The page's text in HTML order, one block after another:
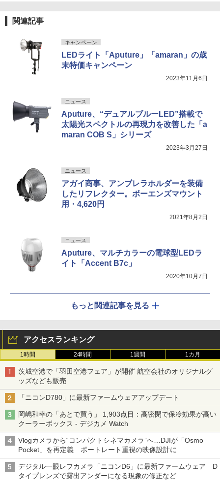
関連記事
キャンペーン
LEDライト「Aputure」「amaran」の歳
末特価キャンペーン
2023年11月6日
ニュース
Aputure、“デュアルブルーLED”搭載で
太陽光スペクトルの再現力を改善した「a
maran COB S」シリーズ
2023年3月27日
ニュース
アガイ商事、アンブレラホルダーを装備
したリフレクター。ボーエンズマウント
用・4,620円
2021年8月2日
ニュース
Aputure、マルチカラーの電球型LEDラ
イト「Accent B7c」
2020年10月7日
もっと関連記事を見る
アクセスランキング
1時間 24時間 1週間 1カ月
茨城空港で「羽田空港フェア」が開催 航空会社のオリジナルグ
ッズなども販売
「ニコンD780」に最新ファームウェアアップデート
岡嶋和幸の「あとで買う」 1,903点目：高密閉で保冷効果が高い
クーラーボックス - デジカメ Watch
Vlogカメラから“コンパクトシネマカメラ”へ…DJIが「Osmo
Pocket」を再定義 ポートレート重視の映像設計に
デジタル一眼レフカメラ「ニコンD6」に最新ファームウェア D
タイプレンズで露出アンダーになる現象の修正など